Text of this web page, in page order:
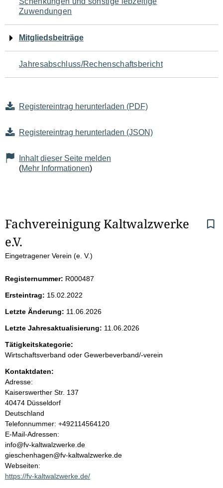
Zuwendungen
Mitgliedsbeiträge
Jahresabschluss/Rechenschaftsbericht
Registereintrag herunterladen (PDF)
Registereintrag herunterladen (JSON)
Inhalt dieser Seite melden
(Mehr Informationen)
S
e
t
e
n
i
n
h
a
l
t
Fachvereinigung Kaltwalzwerke
e.V.
Eingetragener Verein (e. V.)
Registernummer: R000487
Ersteintrag: 15.02.2022
Letzte Änderung: 11.06.2026
Letzte Jahresaktualisierung: 11.06.2026
Tätigkeitskategorie:
Wirtschaftsverband oder Gewerbeverband/-verein
Kontaktdaten:
Adresse:
Kaiserswerther Str. 137
40474 Düsseldorf
Deutschland
K
o
n
t
a
k
Telefonnummer: +492114564120
E-Mail-Adressen:
info@fv-kaltwalzwerke.de
gieschenhagen@fv-kaltwalzwerke.de
Webseiten:
https://fv-kaltwalzwerke.de/